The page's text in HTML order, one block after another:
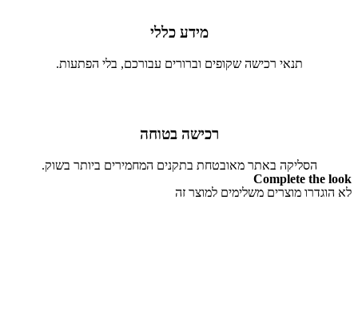
מידע כללי
תנאי רכישה שקופים וברורים עבורכם, בלי הפתעות.
רכישה בטוחה
הסליקה באתר מאובטחת בתקנים המחמירים ביותר בשוק.
Complete the look
לא הוגדרו מוצרים משלימים למוצר זה